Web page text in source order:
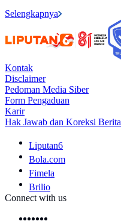
Selengkapnya
Kontak
Disclaimer
Pedoman Media Siber
Form Pengaduan
Karir
Hak Jawab dan Koreksi Berita
Liputan6
Bola.com
Fimela
Brilio
Connect with us